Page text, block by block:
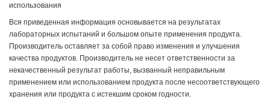
использования
Вся приведенная информация основывается на результатах
лабораторных испытаний и большом опыте применения продукта.
Производитель оставляет за собой право изменения и улучшения
качества продуктов. Производитель не несет ответственности за
некачественный результат работы, вызванный неправильным
применением или использованием продукта после несоответствующего
хранения или продукта с истекшим сроком годности.